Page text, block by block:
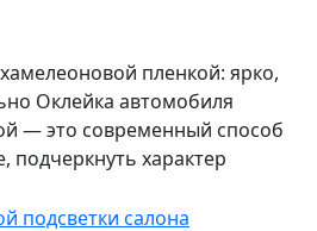
пленкой: ярко,
Оклейка автомобиля
— это современный способ
подчеркнуть характер